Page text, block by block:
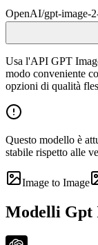
OpenAI/gpt-image-
Usa l'API GPT
modo conveniente
opzioni di qualità
Questo modello è
stabile rispetto alle
Image to Image
Modelli Gpt